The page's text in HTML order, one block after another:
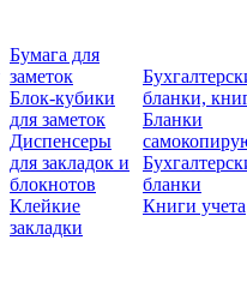
Бумага для
заметок
Блок-кубики
для заметок
Диспенсеры
для закладок и
блокнотов
Клейкие
закладки
бланки,
Бланки
бланки
Книги учета